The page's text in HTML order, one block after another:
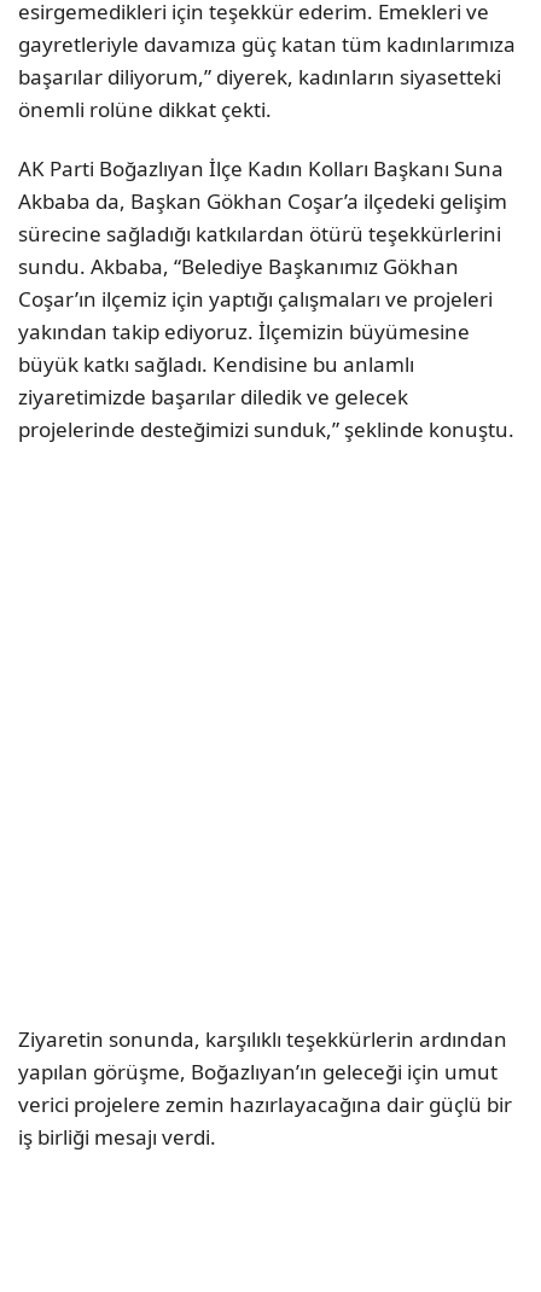
esirgemedikleri için teşekkür ederim. Emekleri ve
gayretleriyle davamıza güç katan tüm kadınlarımıza
başarılar diliyorum,” diyerek, kadınların siyasetteki
önemli rolüne dikkat çekti.
AK Parti Boğazlıyan İlçe Kadın Kolları Başkanı Suna
Akbaba da, Başkan Gökhan Coşar’a ilçedeki gelişim
sürecine sağladığı katkılardan ötürü teşekkürlerini
sundu. Akbaba, “Belediye Başkanımız Gökhan
Coşar’ın ilçemiz için yaptığı çalışmaları ve projeleri
yakından takip ediyoruz. İlçemizin büyümesine
büyük katkı sağladı. Kendisine bu anlamlı
ziyaretimizde başarılar diledik ve gelecek
projelerinde desteğimizi sunduk,” şeklinde konuştu.
Ziyaretin sonunda, karşılıklı teşekkürlerin ardından
yapılan görüşme, Boğazlıyan’ın geleceği için umut
verici projelere zemin hazırlayacağına dair güçlü bir
iş birliği mesajı verdi.